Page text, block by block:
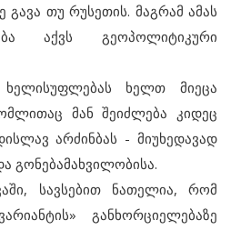
თუ რუსეთის. მაგრამ ამას
აქვს გეოპოლიტიკური
ხელთ მიეცა
მან შეიძლება კიდეც
არძინბას - მიუხედავად
გონებამახვილობისა.
სავსებით ნათელია, რომ
განხორციელებაზე